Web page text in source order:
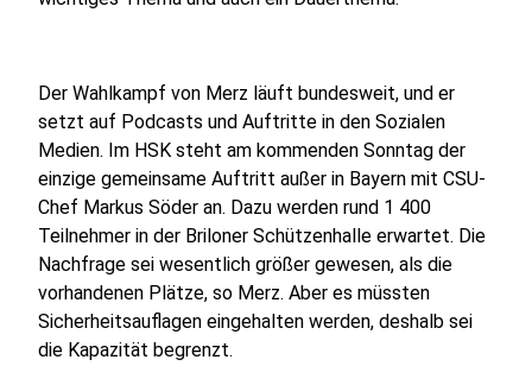
Der Wahlkampf von Merz läuft bundesweit, und er
setzt auf Podcasts und Auftritte in den Sozialen
Medien. Im HSK steht am kommenden Sonntag der
einzige gemeinsame Auftritt außer in Bayern mit CSU-
Chef Markus Söder an. Dazu werden rund 1 400
Teilnehmer in der Briloner Schützenhalle erwartet. Die
Nachfrage sei wesentlich größer gewesen, als die
vorhandenen Plätze, so Merz. Aber es müssten
Sicherheitsauflagen eingehalten werden, deshalb sei
die Kapazität begrenzt.